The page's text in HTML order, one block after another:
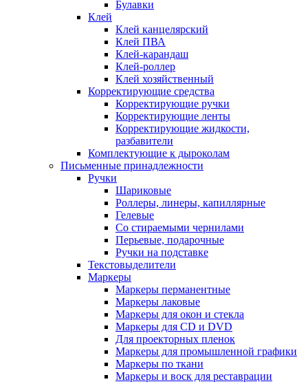
Булавки
Клей
Клей канцелярский
Клей ПВА
Клей-карандаш
Клей-роллер
Клей хозяйственный
Корректирующие средства
Корректирующие ручки
Корректирующие ленты
Корректирующие жидкости,
разбавители
Комплектующие к дыроколам
Письменные принадлежности
Ручки
Шариковые
Роллеры, линеры, капиллярные
Гелевые
Со стираемыми чернилами
Перьевые, подарочные
Ручки на подставке
Текстовыделители
Маркеры
Маркеры перманентные
Маркеры лаковые
Маркеры для окон и стекла
Маркеры для CD и DVD
Для проекторных пленок
Маркеры для промышленной графики
Маркеры по ткани
Маркеры и воск для реставрации